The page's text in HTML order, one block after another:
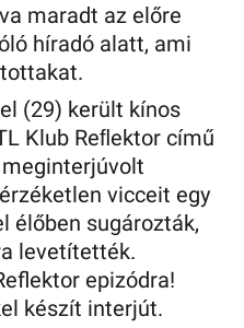
maradt az előre
híradó alatt, ami
(29) került kínos
Klub Reﬂektor című
vicceit egy
élőben sugározták,
levetítették.
epizódra!
készít interjút.